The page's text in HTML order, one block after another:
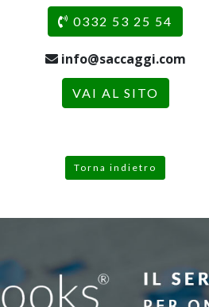
0332 53 25 54
info@saccaggi.com
VAI AL SITO
Torna indietro